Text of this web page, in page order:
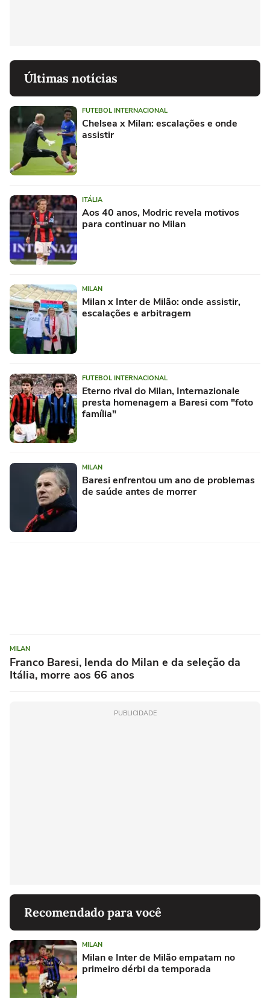
Últimas notícias
FUTEBOL INTERNACIONAL
Chelsea x Milan: escalações e onde
assistir
ITÁLIA
Aos 40 anos, Modric revela motivos
para continuar no Milan
MILAN
Milan x Inter de Milão: onde assistir,
escalações e arbitragem
FUTEBOL INTERNACIONAL
Eterno rival do Milan, Internazionale
presta homenagem a Baresi com "foto
família"
MILAN
Baresi enfrentou um ano de problemas
de saúde antes de morrer
MILAN
Franco Baresi, lenda do Milan e da seleção da
Itália, morre aos 66 anos
PUBLICIDADE
Recomendado para você
MILAN
Milan e Inter de Milão empatam no
primeiro dérbi da temporada